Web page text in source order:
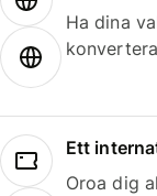
Ha dina
Ett
Oroa dig